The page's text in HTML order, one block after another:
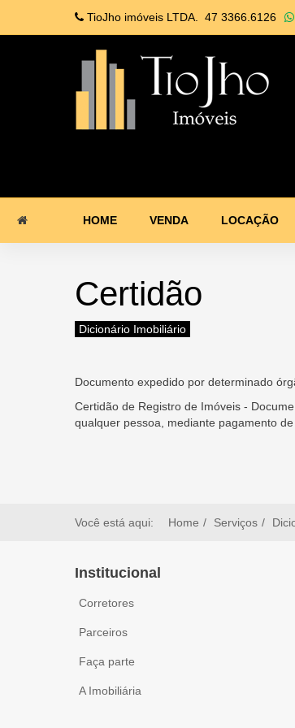
TioJho imóveis LTDA. 47 3366.6126
HOME VENDA LOCAÇÃO
Certidão
Dicionário Imobiliário
Documento expedido por determinado
Certidão de Registro de Imóveis -
qualquer pessoa, mediante pagamento de
Você está aqui: Home Serviços
Institucional
Corretores
Parceiros
Faça parte
A Imobiliária